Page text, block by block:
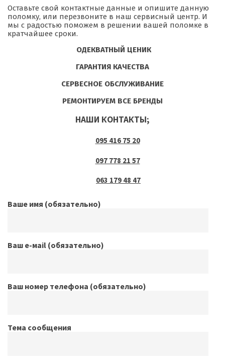
Оставьте свой контактные данные и опишите данную
поломку, или перезвоните в наш сервисный центр. И
мы с радостью поможем в решении вашей поломке в
кратчайшее сроки.
ОДЕКВАТНЫЙ ЦЕНИК
ГАРАНТИЯ КАЧЕСТВА
СЕРВЕСНОЕ ОБСЛУЖИВАНИЕ
РЕМОНТИРУЕМ ВСЕ БРЕНДЫ
НАШИ КОНТАКТЫ;
095 416 75 20
097 778 21 57
063 179 48 47
Ваше имя (обязательно)
Ваш е-маil (обязательно)
Ваш номер телефона (обязательно)
Тема сообщения